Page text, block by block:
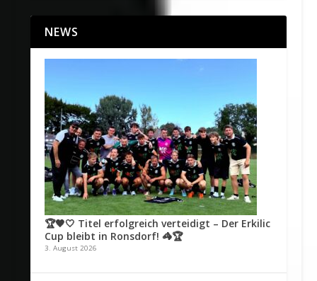
NEWS
🏆🖤🤍 Titel erfolgreich verteidigt – Der Erkilic
Cup bleibt in Ronsdorf! 🦓🏆
3. August 2026